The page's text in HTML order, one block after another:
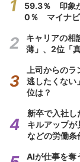
59.3％ 印象
0％ マイナ
キャリアの
薄」、2位「
上司からの
逃したくない
位は？
新卒で入社
キルアップ
などの労働条
AIが仕事を